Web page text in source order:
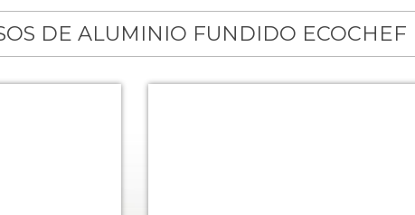
DE ALUMINIO FUNDIDO ECOCHEF